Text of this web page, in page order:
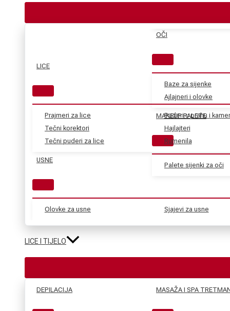
LICE
Prajmeri za lice
Tečni korektori
Tečni puderi za lice
Puderi u prahu i
Hajlajteri
Rumenila
USNE
Olovke za usne Sjajevi za usne
OČI
Baze za sijenke
Ajlajneri i olovke
MAKEUP PALETE
Palete sijenki za oči
LICE I TIJELO
DEPILACIJA MASAŽA I SPA